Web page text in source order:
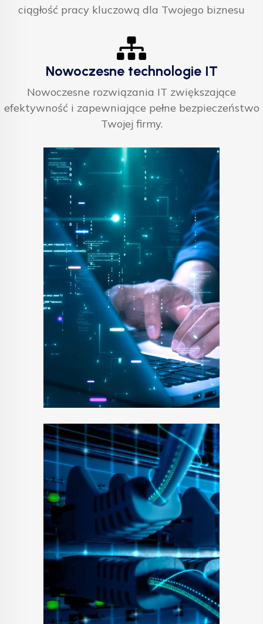
ciągłość pracy kluczową dla Twojego biznesu
Nowoczesne technologie IT
Nowoczesne rozwiązania IT zwiększające
efektywność i zapewniające pełne bezpieczeństwo
Twojej firmy.